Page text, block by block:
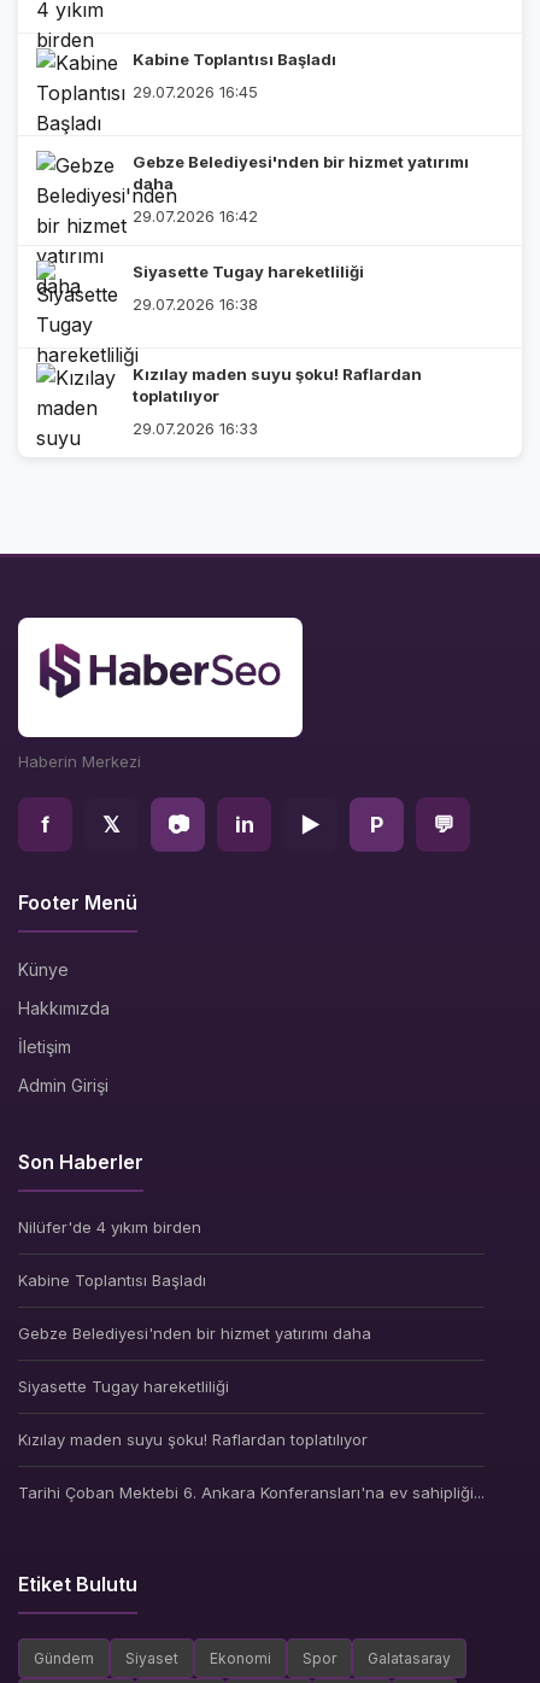
Kabine Toplantısı Başladı
29.07.2026 16:45
Gebze Belediyesi'nden bir hizmet yatırımı
daha
29.07.2026 16:42
Siyasette Tugay hareketliliği
29.07.2026 16:38
Kızılay maden suyu şoku! Raflardan
toplatılıyor
29.07.2026 16:33
Haberin Merkezi
f 𝕏 📷 in ▶ P 💬
Footer Menü
Künye
Hakkımızda
İletişim
Admin Girişi
Son Haberler
Nilüfer'de 4 yıkım birden
Kabine Toplantısı Başladı
Gebze Belediyesi'nden bir hizmet yatırımı daha
Siyasette Tugay hareketliliği
Kızılay maden suyu şoku! Raflardan toplatılıyor
Tarihi Çoban Mektebi 6. Ankara Konferansları'na ev sahipliği...
Etiket Bulutu
Gündem Siyaset Ekonomi Spor Galatasaray